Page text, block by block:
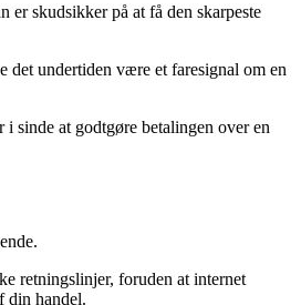
skudsikker på at få den skarpeste
det undertiden være et faresignal om en
sinde at godtgøre betalingen over en
retningslinjer, foruden at internet
din handel.